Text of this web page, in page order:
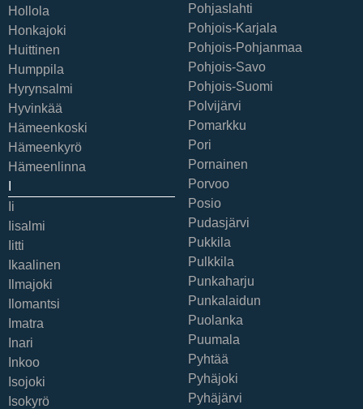
Hollola
Honkajoki
Huittinen
Humppila
Hyrynsalmi
Hyvinkää
Hämeenkoski
Hämeenkyrö
Hämeenlinna
Ii
Iisalmi
Iitti
Ikaalinen
Ilmajoki
Ilomantsi
Imatra
Inari
Inkoo
Isojoki
Isokyrö
Pohjaslahti
Pohjois-Karjala
Pohjois-Pohjanmaa
Pohjois-Savo
Pohjois-Suomi
Polvijärvi
Pomarkku
Pori
Pornainen
Porvoo
Posio
Pudasjärvi
Pukkila
Pulkkila
Punkaharju
Punkalaidun
Puolanka
Puumala
Pyhtää
Pyhäjoki
Pyhäjärvi